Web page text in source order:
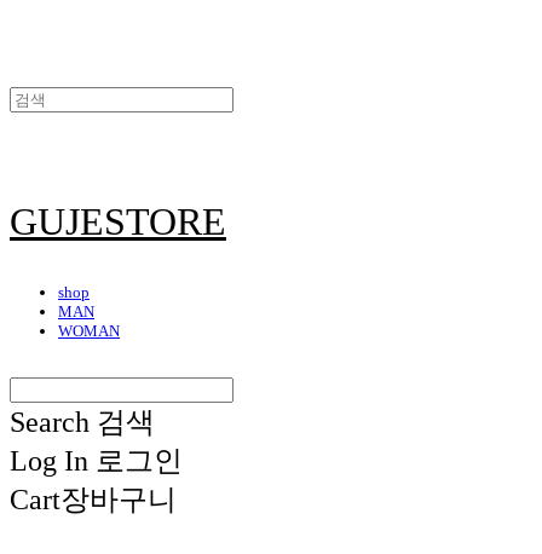
GUJESTORE
shop
MAN
WOMAN
Search 검색
Log In 로그인
Cart장바구니